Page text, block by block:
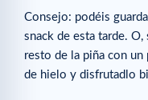
Consejo: podéis
snack de esta tarde.
resto de la piña con un
de hielo y disfrutadlo